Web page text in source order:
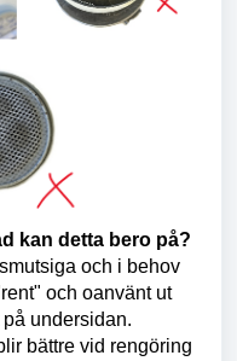
kan detta bero på?
och i behov
och oanvänt ut
undersidan.
bättre vid rengöring